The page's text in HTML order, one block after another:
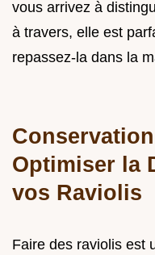
vous arrivez à
à travers, elle est
repassez-la dans la
Optimiser la
vos Raviolis
Faire des raviolis est